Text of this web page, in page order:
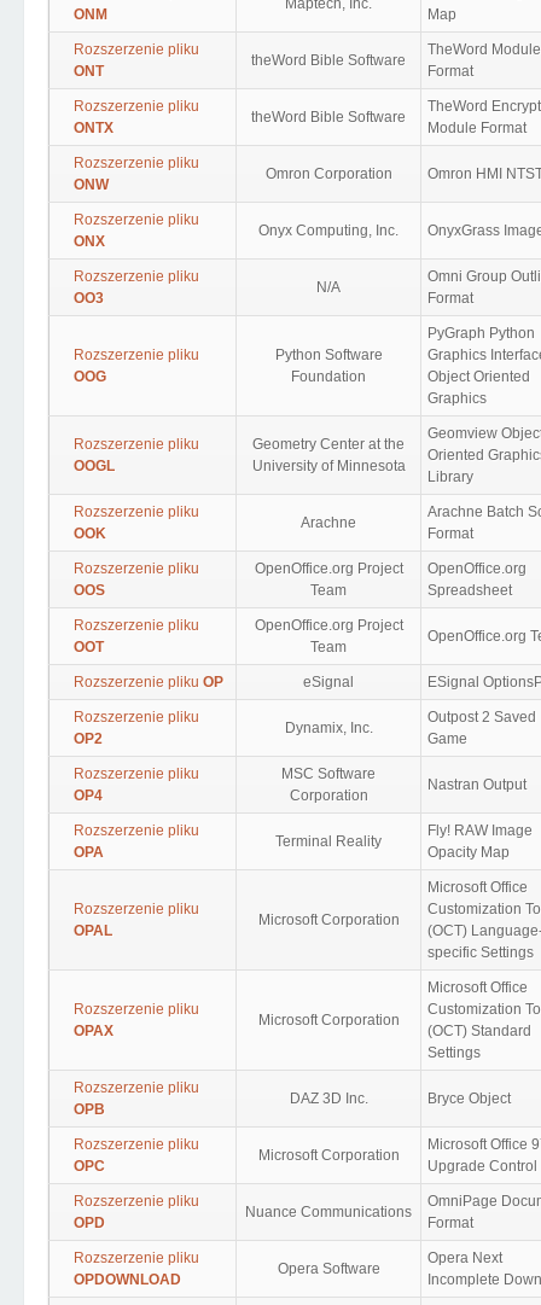
ONM
Maptech, Inc.
Map
Rozszerzenie pliku
ONT
theWord Bible Software
TheWord Module
Format
Rozszerzenie pliku
ONTX
theWord Bible Software
TheWord
Module Format
Rozszerzenie pliku
ONW
Omron Corporation Omron HMI
Rozszerzenie pliku
ONX
Onyx Computing, Inc. OnyxGrass
Rozszerzenie pliku
OO3
N/A
Omni Group
Format
Rozszerzenie pliku
OOG
Python Software
Foundation
PyGraph Python
Graphics
Object Oriented
Graphics
Rozszerzenie pliku
OOGL
Geometry Center at the
University of Minnesota
Geomview
Oriented
Library
Rozszerzenie pliku
OOK
Arachne
Arachne Batch
Format
Rozszerzenie pliku
OOS
OpenOffice.org Project
Team
OpenOffice.org
Spreadsheet
Rozszerzenie pliku
OOT
OpenOffice.org Project
Team
OpenOffice.org
Rozszerzenie pliku OP eSignal ESignal
Rozszerzenie pliku
OP2
Dynamix, Inc.
Outpost 2 Saved
Game
Rozszerzenie pliku
OP4
MSC Software
Corporation
Nastran Output
Rozszerzenie pliku
OPA
Terminal Reality
Fly! RAW Image
Opacity Map
Rozszerzenie pliku
OPAL
Microsoft Corporation
Microsoft Office
Customization
(OCT)
specific Settings
Rozszerzenie pliku
OPAX
Microsoft Corporation
Microsoft Office
Customization
(OCT) Standard
Settings
Rozszerzenie pliku
OPB
DAZ 3D Inc. Bryce Object
Rozszerzenie pliku
OPC
Microsoft Corporation
Microsoft Office
Upgrade Control
Rozszerzenie pliku
OPD
Nuance Communications
OmniPage
Format
Rozszerzenie pliku
OPDOWNLOAD
Opera Software
Opera Next
Incomplete